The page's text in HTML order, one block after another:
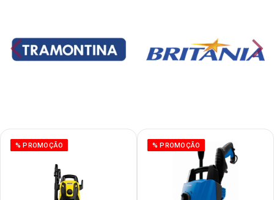
% PROMOÇÃO % PROMOÇÃO